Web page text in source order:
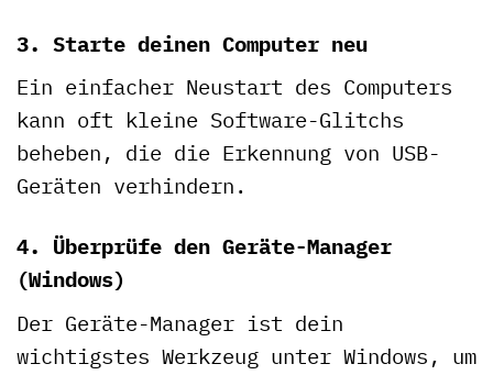
3. Starte deinen Computer neu
Ein einfacher Neustart des Computers
kann oft kleine Software-Glitchs
beheben, die die Erkennung von USB-
Geräten verhindern.
4. Überprüfe den Geräte-Manager
(Windows)
Der Geräte-Manager ist dein
wichtigstes Werkzeug unter Windows, um